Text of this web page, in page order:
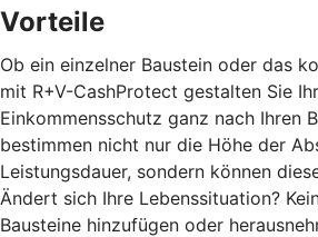
Vorteile
Ob ein einzelner Baustein oder das
mit R+V-CashProtect gestalten Sie
Einkommensschutz ganz nach Ihren
bestimmen nicht nur die Höhe der
Leistungsdauer, sondern können
Ändert sich Ihre Lebenssituation?
Bausteine hinzufügen oder